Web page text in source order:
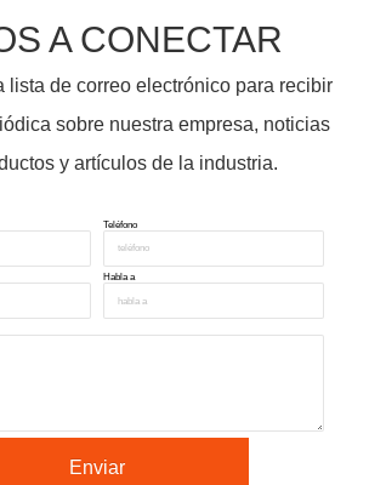
A CONECTAR
lista de correo electrónico para recibir
sobre nuestra empresa, noticias
y artículos de la industria.
Teléfono
Habla a
Enviar